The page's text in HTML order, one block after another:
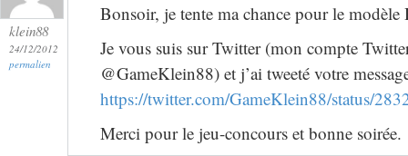
klein88
24/12/2012
permalien
Bonsoir, je tente ma chance pour le modèle
Je vous suis sur Twitter (mon compte
@GameKlein88) et j’ai tweeté votre
https://twitter.com/GameKlein88/status/
Merci pour le jeu-concours et bonne soirée.